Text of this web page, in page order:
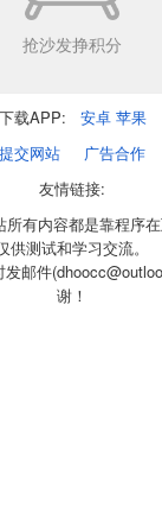
抢沙发挣积分
下载APP: 安卓 苹果
提交网站
广告合作
友情链接:
有内容都是靠程序
供测试和学习交流。
邮件
谢！